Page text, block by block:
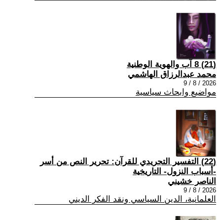
(21) 8 آب والهوية الوطنية
محمد عبدالرزاق الهاشمي
2026 / 8 / 9
مواضيع وابحاث سياسية
(22) التفسير التجريدي للقرآن: تحرير النص من أسر
-أسباب النزول- التاريخية
الناصر خشيني
2026 / 8 / 9
العلمانية، الدين السياسي ونقد الفكر الديني